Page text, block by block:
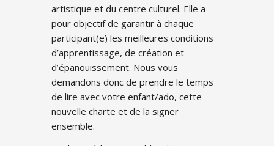
artistique et du centre culturel. Elle a
pour objectif de garantir à chaque
participant(e) les meilleures conditions
d’apprentissage, de création et
d’épanouissement. Nous vous
demandons donc de prendre le temps
de lire avec votre enfant/ado, cette
nouvelle charte et de la signer
ensemble.